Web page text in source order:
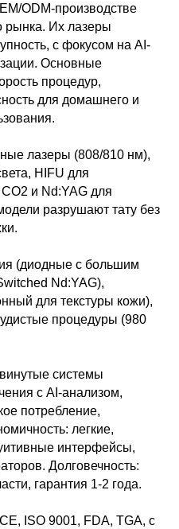
ODM-производстве
рынка. Их лазеры
с фокусом на AI-
Основные
процедур,
для домашнего и
лазеры (808/810 нм),
HIFU для
и Nd:YAG для
разрушают тату без
(диодные с большим
Nd:YAG),
для текстуры кожи),
процедуры (980
системы
с AI-анализом,
потребление,
легкие,
интерфейсы,
Долговечность:
гарантия 1-2 года.
ISO 9001, FDA, TGA, с